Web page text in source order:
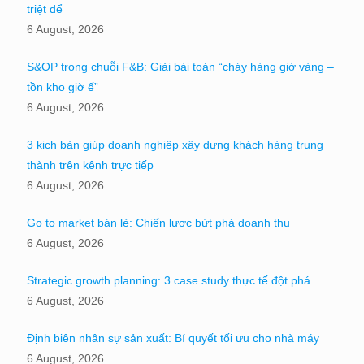
triệt để
6 August, 2026
S&OP trong chuỗi F&B: Giải bài toán “cháy hàng giờ vàng –
tồn kho giờ ế”
6 August, 2026
3 kịch bản giúp doanh nghiệp xây dựng khách hàng trung
thành trên kênh trực tiếp
6 August, 2026
Go to market bán lẻ: Chiến lược bứt phá doanh thu
6 August, 2026
Strategic growth planning: 3 case study thực tế đột phá
6 August, 2026
Định biên nhân sự sản xuất: Bí quyết tối ưu cho nhà máy
6 August, 2026